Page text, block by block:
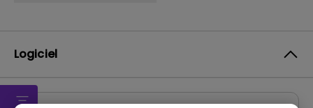
Logiciel